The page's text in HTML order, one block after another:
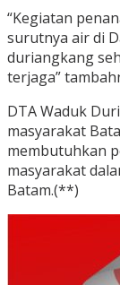
“Kegiatan
surutnya air di
duriangkang
terjaga”
DTA Waduk
masyarakat
membutuhkan
masyarakat
Batam.(**)